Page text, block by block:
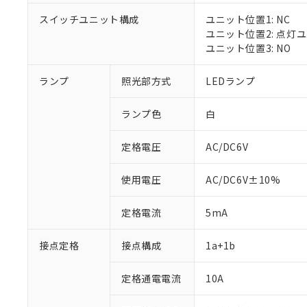
スイッチユニット構成
ユニット位置1: NC
ユニット位置2: 点灯
ユニット位置3: NO
ランプ 照光部方式 LEDランプ
ランプ色 白
定格電圧 AC/DC6V
使用電圧 AC/DC6V±10%
定格電流 5mA
接点定格 接点構成 1a+1b
定格通電電流 10A
ご利用条件
以下の条件をお読
当社制御機
のであり、
※1 対応状況
対応済み：EU
調査・確認中：
非該当品：ライセ
仕入先様の事情に
があります。
鉛(Pb) 1000ppm以下、
ル（DBP） 1000ppm以
フタル酸エステル類の
「○」：最大均質
「×」：最大均質
「－」：未確認で
*中国RoHS10物質の基
Pb(鉛) :1000ppm、
Cr(Ⅵ)(六価クロム) :
DBP(フタル酸ジブチル
DEHP(フタル酸ビス(2-
などの必要
ます。
置等に一切
記
説明